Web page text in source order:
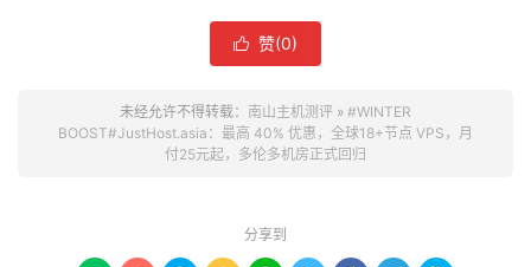
 赞(0)
未经允许不得转载： 南山主机测评 » #WINTER
BOOST#JustHost.asia：最高 40% 优惠，全球18+节点 VPS，月
付25元起，多伦多机房正式回归
分享到